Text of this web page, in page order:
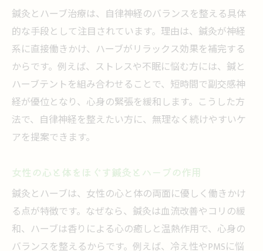
鍼灸とハーブ治療は、自律神経のバランスを整える具体
的な手段として注目されています。理由は、鍼灸が神経
系に直接働きかけ、ハーブがリラックス効果を補完する
からです。例えば、ストレスや不眠に悩む方には、鍼と
ハーブテントを組み合わせることで、短時間で副交感神
経が優位となり、心身の緊張を緩和します。こうした方
法で、自律神経を整えたい方に、無理なく続けやすいケ
アを提案できます。
女性の心と体をほぐす鍼灸とハーブの作用
鍼灸とハーブは、女性の心と体の両面に優しく働きかけ
る点が特徴です。なぜなら、鍼灸は血流改善やコリの緩
和、ハーブは香りによる心の癒しと温熱作用で、心身の
バランスを整えるからです。例えば、冷え性やPMSに悩